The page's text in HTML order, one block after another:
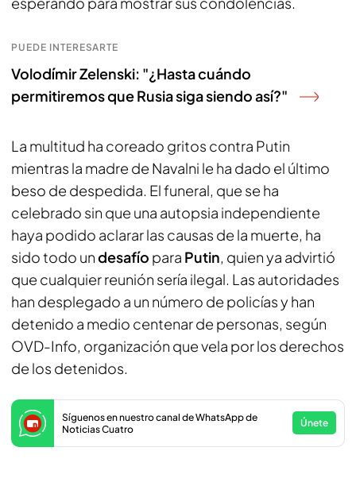
PUEDE INTERESARTE
Volodímir Zelenski: "¿Hasta cuándo
permitiremos que Rusia siga siendo así?"
La multitud ha coreado gritos contra Putin
mientras la madre de Navalni le ha dado el último
beso de despedida. El funeral, que se ha
celebrado sin que una autopsia independiente
haya podido aclarar las causas de la muerte, ha
sido todo undesafío para Putin, quien ya advirtió
que cualquier reunión sería ilegal. Las autoridades
han desplegado a un número de policías y han
detenido a medio centenar de personas, según
OVD-Info, organización que vela por los derechos
de los detenidos.
Síguenos en nuestro canal de WhatsApp de
Noticias Cuatro
Únete